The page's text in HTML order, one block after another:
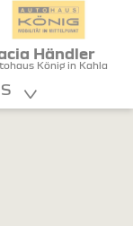
Händler
König in Kahla